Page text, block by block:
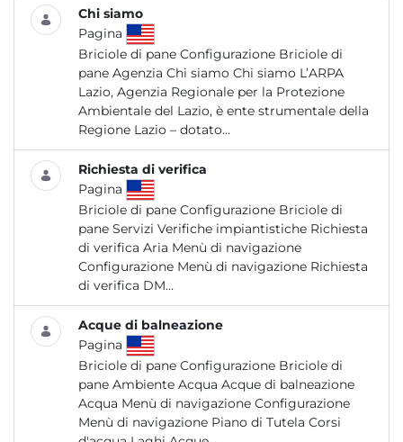
Chi siamo
Pagina
Briciole di pane Configurazione Briciole di
pane Agenzia Chi siamo Chi siamo L’ARPA
Lazio, Agenzia Regionale per la Protezione
Ambientale del Lazio, è ente strumentale della
Regione Lazio – dotato...
Richiesta di verifica
Pagina
Briciole di pane Configurazione Briciole di
pane Servizi Verifiche impiantistiche Richiesta
di verifica Aria Menù di navigazione
Configurazione Menù di navigazione Richiesta
di verifica DM...
Acque di balneazione
Pagina
Briciole di pane Configurazione Briciole di
pane Ambiente Acqua Acque di balneazione
Acqua Menù di navigazione Configurazione
Menù di navigazione Piano di Tutela Corsi